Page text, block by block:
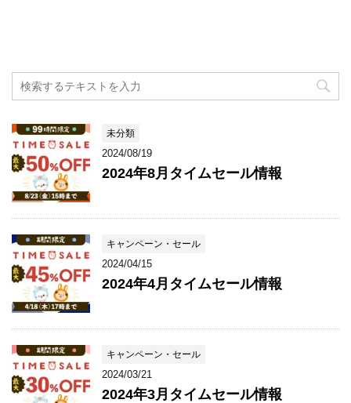
未分類
2024/08/19
2024年8月タイムセール情報
キャンペーン・セール
2024/04/15
2024年4月タイムセール情報
キャンペーン・セール
2024/03/21
2024年3月タイムセール情報